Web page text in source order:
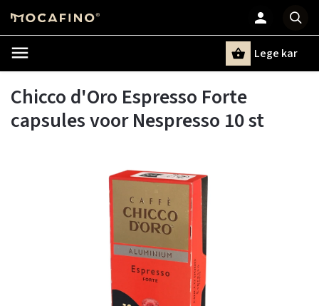
Lege kar
Chicco d'Oro Espresso Forte
capsules voor Nespresso 10 st